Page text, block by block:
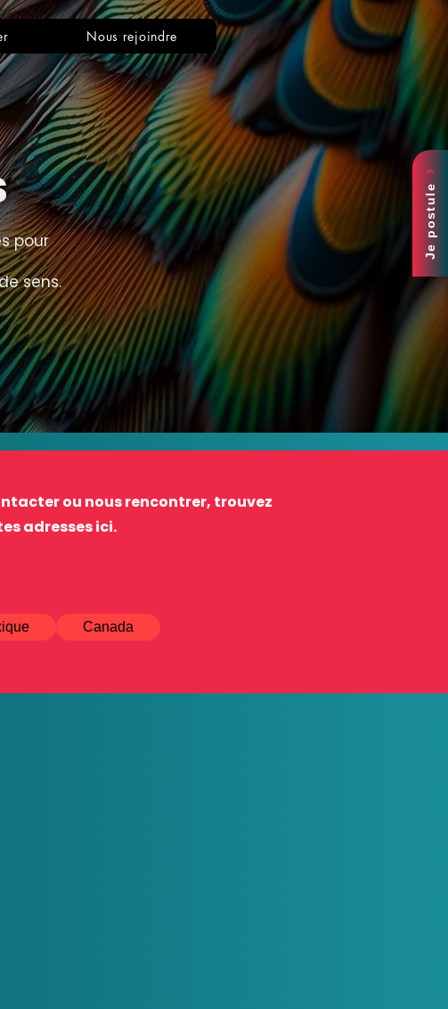
Je postule
Nous rejoindre
pour
sens.
ou nous rencontrer, trouvez
adresses ici.
Canada